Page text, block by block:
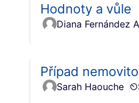
Hodnoty a vůle
Diana Fernández
Případ
Sarah Haouche